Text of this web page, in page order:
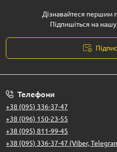
Дізнавайтеся першим
Підпишіться на
Телефони
+38 (095) 336-37-47
+38 (096) 150-23-55
+38 (095) 811-99-45
+38 (095) 336-37-47 (Viber,